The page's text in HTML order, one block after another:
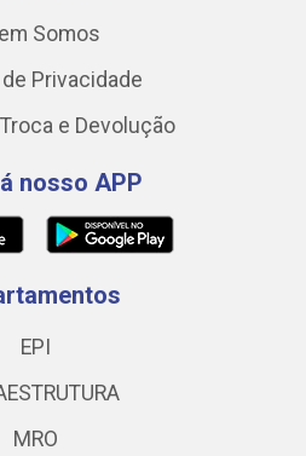
Somos
Privacidade
e Devolução
nosso APP
EPI
MRO